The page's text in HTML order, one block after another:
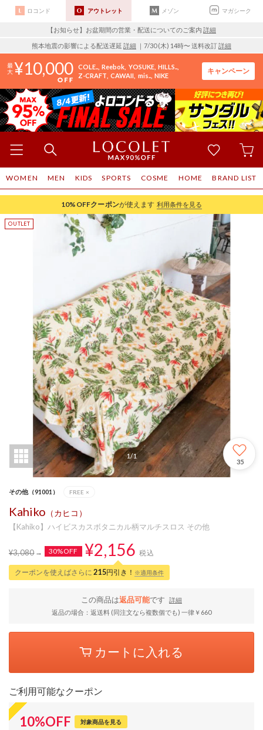
ロコンド アウトレット メゾン マガシーク
【お知らせ】お盆期間の営業・配送についてのご案内 詳細
熊本地震の影響による配送遅延 詳細 ｜7/30 (木) 14時〜 送料改訂詳細
10,000 COLE.. Reebok YOSUKE HILLS..
Z-CRAFT CAWAII mis.. NIKE
キャンペーン
WOMEN MEN KIDS SPORTS COSME HOME BRAND LIST
10%OFFクーポンが使えます 利用条件を見る
1/1
35
その他（91001） FREE ×
Kahiko （カヒコ）
【Kahiko】ハイビスカスボタニカル柄マルチスロス その他
¥3,080 30%OFF ¥2,156 税込
クーポンを使えばさらに 215円引き！ ※適用条件
この商品は返品可能です
詳細
返品の場合：返送料 (同注文なら複数個でも) 一律￥660
カートに入れる
ご利用可能なクーポン
10%OFF 対象商品を見る